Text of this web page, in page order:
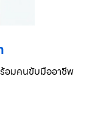
ร้อมคนขับมืออาชีพ